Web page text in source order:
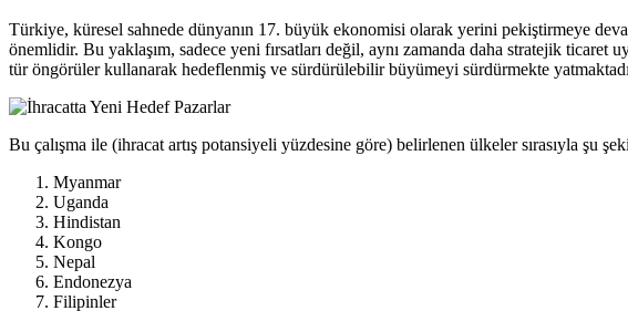
Türkiye, küresel sahnede dünyanın 17. büyük ekonomisi olarak yerini pekiştirmeye
önemlidir. Bu yaklaşım, sadece yeni fırsatları değil, aynı zamanda daha stratejik
tür öngörüler kullanarak hedeflenmiş ve sürdürülebilir büyümeyi sürdürmekte
Bu çalışma ile (ihracat artış potansiyeli yüzdesine göre) belirlenen ülkeler sırasıyla şu
Myanmar
Uganda
Hindistan
Kongo
Nepal
Endonezya
Filipinler